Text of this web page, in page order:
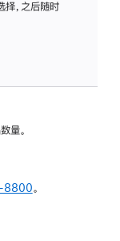
择，之后随时
量。
8800。